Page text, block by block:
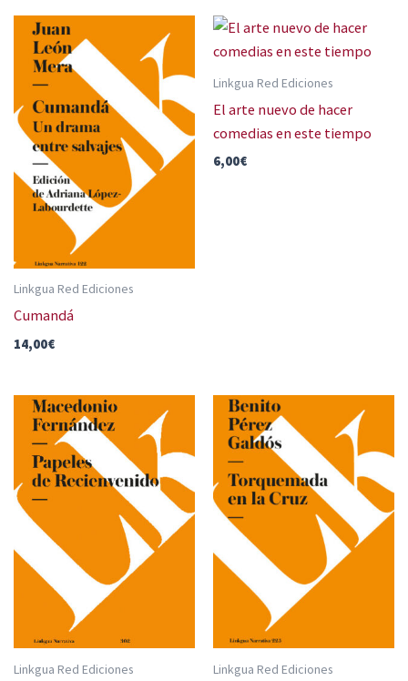
Linkgua Red Ediciones
Cumandá
14,00€
Linkgua Red Ediciones
El arte nuevo de hacer
comedias en este tiempo
6,00€
Linkgua Red Ediciones Linkgua Red Ediciones